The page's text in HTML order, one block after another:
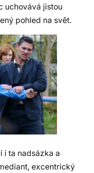
uchovává jistou
pohled na svět.
i ta nadsázka a
excentrický